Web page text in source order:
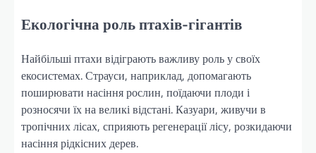
Екологічна роль птахів-гігантів
Найбільші птахи відіграють важливу роль у своїх
екосистемах. Страуси, наприклад, допомагають
поширювати насіння рослин, поїдаючи плоди і
розносячи їх на великі відстані. Казуари, живучи в
тропічних лісах, сприяють регенерації лісу, розкидаючи
насіння рідкісних дерев.